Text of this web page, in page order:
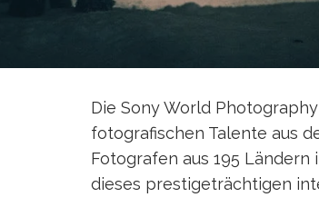
Die Sony World
fotografischen Talente aus
Fotografen aus 195
dieses prestigeträchtigen